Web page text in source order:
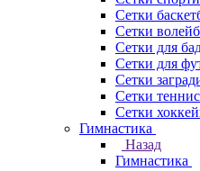
Сетки
Сетки
Сетки для
Сетки для
Сетки
Сетки
Сетки
Гимнастика
Назад
Гимнастика